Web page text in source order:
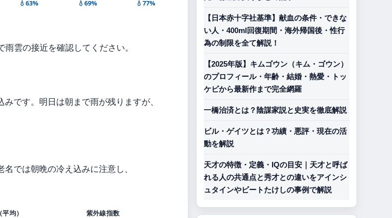
💧63% 💧69% 💧77%
雲の接近を確認してください。
です。明日は朝まで雨が残りますが、
では朝晩の冷え込みに注意し、
均） 紫外線指数
【日本赤十字社基準】献血の条件・できな
い人・400ml回復期間・海外帰国後・性行
為の制限を全て解説！
【2025年版】キムゴウン（キム・ゴウン）
のプロフィール・年齢・結婚・熱愛・トッ
ケビから最新作まで完全網羅
一橋治済とは？陰謀家説と史実を徹底解説
ビル・ゲイツとは？功績・悪評・現在の活
動を解説
天才の特徴・定義・IQの目安｜天才と呼ば
れる人の共通点と秀才との違いをアインシ
ュタインやビートたけしの事例で解説